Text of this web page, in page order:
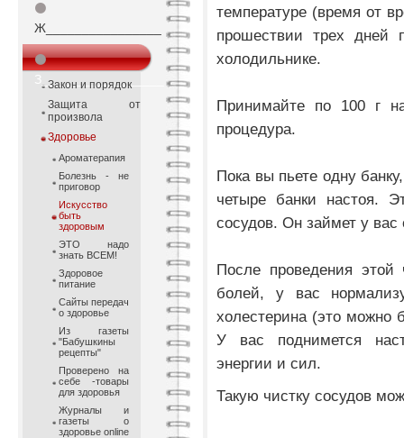
⚫
Ж________________
⚫
З_________________
Закон и порядок
Защита от
произвола
Здоровье
Ароматерапия
Болезнь - не
приговор
Искусство
быть
здоровым
ЭТО надо
знать ВСЕМ!
Здоровое
питание
Сайты передач
о здоровье
Из газеты
"Бабушкины
рецепты"
Проверено на
себе -товары
для здоровья
Журналы и
газеты о
здоровье online
температуре (время от
прошествии трех дней
холодильнике.
Принимайте по 100 г
процедура.
Пока вы пьете одну
четыре банки настоя.
сосудов. Он займет у вас
После проведения этой
болей, у вас
холестерина (это можно
У вас поднимется
энергии и сил.
Такую чистку сосудов